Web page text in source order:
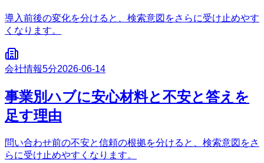
導入前後の変化を分けると、検索意図をさらに受け止めやす
くなります。
会社情報5分2026-06-14
事業別ハブに安心材料と不安と答えを
足す理由
問い合わせ前の不安と信頼の根拠を分けると、検索意図をさ
らに受け止めやすくなります。